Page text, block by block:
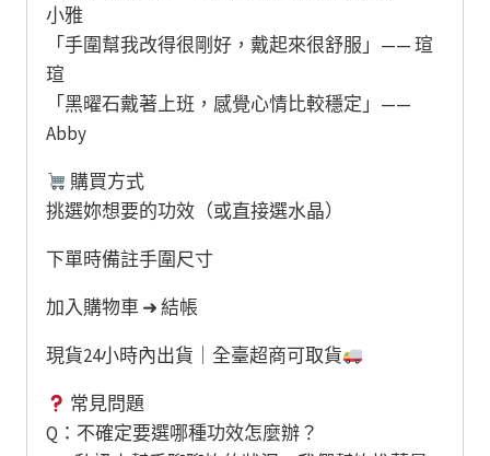
小雅
「手圍幫我改得很剛好，戴起來很舒服」—— 瑄
瑄
「黑曜石戴著上班，感覺心情比較穩定」——
Abby
購買方式
挑選妳想要的功效（或直接選水晶）
下單時備註手圍尺寸
加入購物車 ➜ 結帳
現貨24小時內出貨｜全臺超商可取貨
常見問題
Q：不確定要選哪種功效怎麼辦？